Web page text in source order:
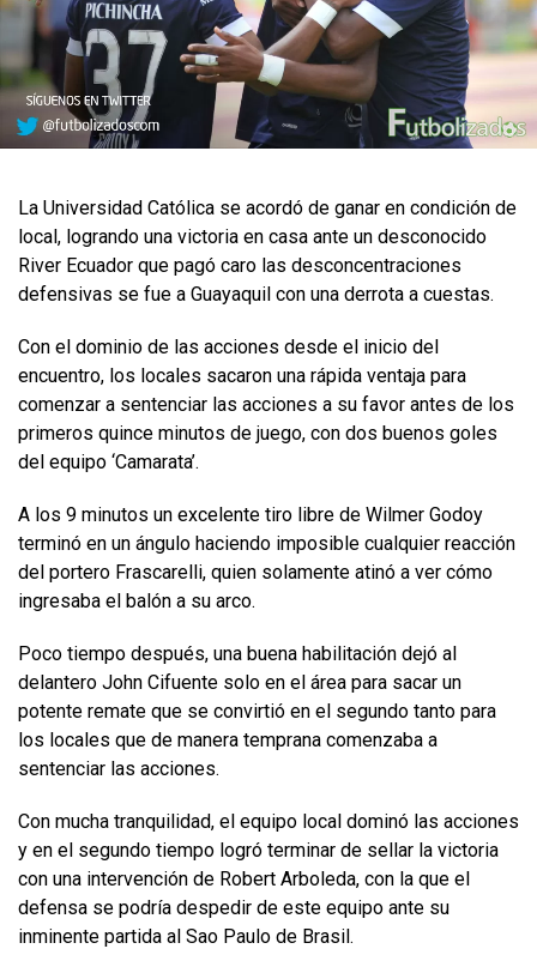
​La Universidad Católica se acordó de ganar en condición de
local, logrando una victoria en casa ante un desconocido
River Ecuador que pagó caro las desconcentraciones
defensivas se fue a Guayaquil con una derrota a cuestas.
Con el dominio de las acciones desde el inicio del
encuentro, los locales sacaron una rápida ventaja para
comenzar a sentenciar las acciones a su favor antes de los
primeros quince minutos de juego, con dos buenos goles
del equipo ‘Camarata’.
A los 9 minutos un excelente tiro libre de Wilmer Godoy
terminó en un ángulo haciendo imposible cualquier reacción
del portero Frascarelli, quien solamente atinó a ver cómo
ingresaba el balón a su arco.
Poco tiempo después, una buena habilitación dejó al
delantero John Cifuente solo en el área para sacar un
potente remate que se convirtió en el segundo tanto para
los locales que de manera temprana comenzaba a
sentenciar las acciones.
Con mucha tranquilidad, el equipo local dominó las acciones
y en el segundo tiempo logró terminar de sellar la victoria
con una intervención de Robert Arboleda, con la que el
defensa se podría despedir de este equipo ante su
inminente partida al Sao Paulo de Brasil.